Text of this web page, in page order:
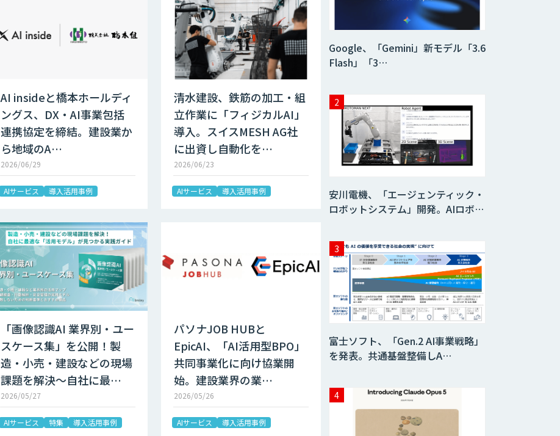
AI insideと橋本ホールディ
ングス、DX・AI事業包括
連携協定を締結。建設業か
ら地域のA…
2026/06/29
AIサービス 導入活用事例
清水建設、鉄筋の加工・組
立作業に「フィジカルAI」
導入。スイスMESH AG社
に出資し自動化を…
2026/06/23
AIサービス 導入活用事例
「画像認識AI 業界別・ユー
スケース集」を公開！製
造・小売・建設などの現場
課題を解決～自社に最…
2026/05/27
AIサービス 特集 導入活用事例
パソナJOB HUBと
EpicAI、「AI活用型BPO」
共同事業化に向け協業開
始。建設業界の業…
2026/05/26
AIサービス 導入活用事例
Google、「Gemini」新モデル「3.6
Flash」「3…
安川電機、「エージェンティック・
ロボットシステム」開発。AIロボ…
富士ソフト、「Gen.2 AI事業戦略」
を発表。共通基盤整備しA…